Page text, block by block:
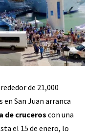
de 21,000
San Juan arranca
de cruceros con una
el 15 de enero, lo